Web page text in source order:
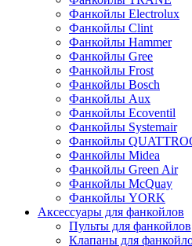
Фанкойлы Electrolux
Фанкойлы Clint
Фанкойлы Hammer
Фанкойлы Gree
Фанкойлы Frost
Фанкойлы Bosch
Фанкойлы Aux
Фанкойлы Ecoventil
Фанкойлы Systemair
Фанкойлы
Фанкойлы Midea
Фанкойлы Green Air
Фанкойлы McQuay
Фанкойлы YORK
Аксессуары для фанкойлов
Пульты для фанкойлов
Клапаны для